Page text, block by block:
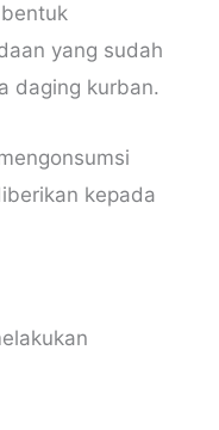
yang sudah
daging kurban.
kepada